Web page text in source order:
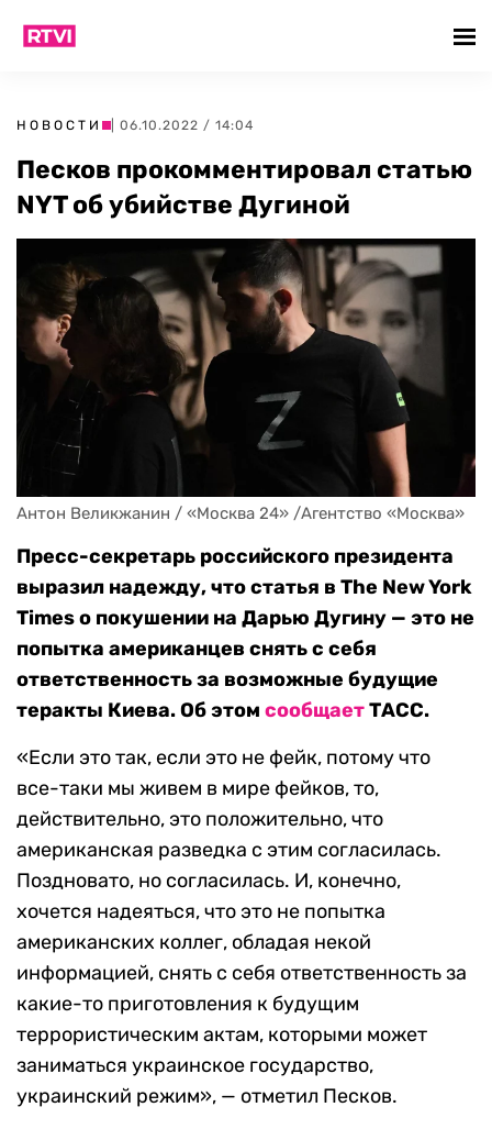
НОВОСТИ | 06.10.2022 / 14:04
Песков прокомментировал статью
NYT об убийстве Дугиной
Антон Великжанин / «Москва 24» /Агентство «Москва»
Пресс-секретарь российского президента
выразил надежду, что статья в The New York
Times о покушении на Дарью Дугину — это не
попытка американцев снять с себя
ответственность за возможные будущие
теракты Киева. Об этом сообщаетТАСС.
«Если это так, если это не фейк, потому что
все-таки мы живем в мире фейков, то,
действительно, это положительно, что
американская разведка с этим согласилась.
Поздновато, но согласилась. И, конечно,
хочется надеяться, что это не попытка
американских коллег, обладая некой
информацией, снять с себя ответственность за
какие-то приготовления к будущим
террористическим актам, которыми может
заниматься украинское государство,
украинский режим», — отметил Песков.